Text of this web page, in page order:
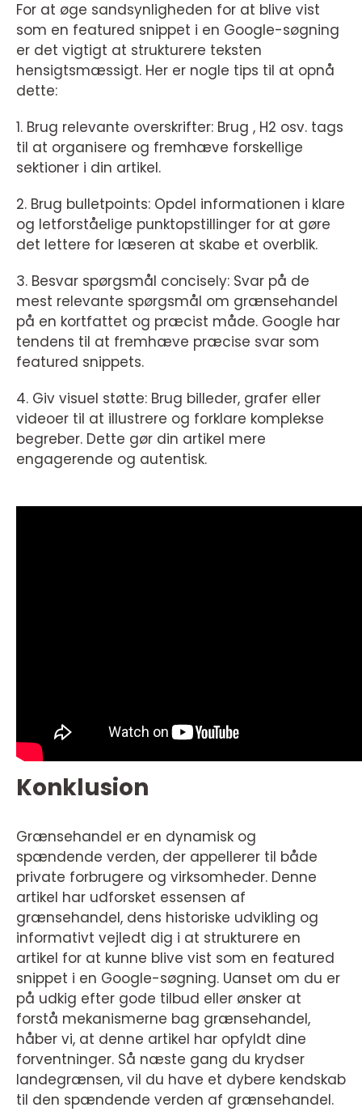
For at øge sandsynligheden for at blive vist
som en featured snippet i en Google-søgning
er det vigtigt at strukturere teksten
hensigtsmæssigt. Her er nogle tips til at opnå
dette:
1. Brug relevante overskrifter: Brug , H2 osv. tags
til at organisere og fremhæve forskellige
sektioner i din artikel.
2. Brug bulletpoints: Opdel informationen i klare
og letforståelige punktopstillinger for at gøre
det lettere for læseren at skabe et overblik.
3. Besvar spørgsmål concisely: Svar på de
mest relevante spørgsmål om grænsehandel
på en kortfattet og præcist måde. Google har
tendens til at fremhæve præcise svar som
featured snippets.
4. Giv visuel støtte: Brug billeder, grafer eller
videoer til at illustrere og forklare komplekse
begreber. Dette gør din artikel mere
engagerende og autentisk.
Konklusion
Grænsehandel er en dynamisk og
spændende verden, der appellerer til både
private forbrugere og virksomheder. Denne
artikel har udforsket essensen af
grænsehandel, dens historiske udvikling og
informativt vejledt dig i at strukturere en
artikel for at kunne blive vist som en featured
snippet i en Google-søgning. Uanset om du er
på udkig efter gode tilbud eller ønsker at
forstå mekanismerne bag grænsehandel,
håber vi, at denne artikel har opfyldt dine
forventninger. Så næste gang du krydser
landegrænsen, vil du have et dybere kendskab
til den spændende verden af grænsehandel.